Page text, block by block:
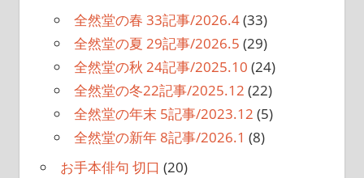
全然堂の春 33記事/2026.4(33)
全然堂の夏 29記事/2026.5 (29)
全然堂の秋 24記事/2025.10 (24)
全然堂の冬22記事/2025.12 (22)
全然堂の年末 5記事/2023.12 (5)
全然堂の新年 8記事/2026.1 (8)
お手本俳句 切口 (20)